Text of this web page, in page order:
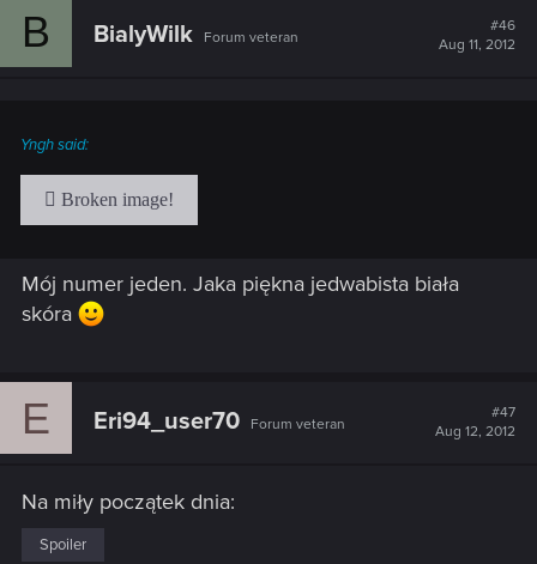
B BialyWilk Forum veteran
#46
Aug 11, 2012
Yngh said:
Mój numer jeden. Jaka piękna jedwabista biała
skóra
E Eri94_user70 Forum veteran
#47
Aug 12, 2012
Na miły początek dnia:
Spoiler